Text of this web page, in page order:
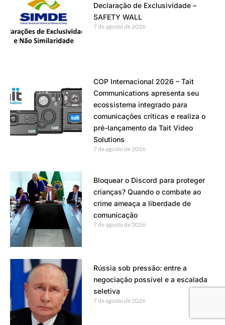
Declaração de Exclusividade –
SAFETY WALL
7 de agosto de 2026
COP Internacional 2026 – Tait
Communications apresenta seu
ecossistema integrado para
comunicações críticas e realiza o
pré-lançamento da Tait Video
Solutions
7 de agosto de 2026
Bloquear o Discord para proteger
crianças? Quando o combate ao
crime ameaça a liberdade de
comunicação
7 de agosto de 2026
Rússia sob pressão: entre a
negociação possível e a escalada
seletiva
7 de agosto de 2026